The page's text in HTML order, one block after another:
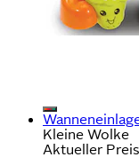
Kleine Wolke
Aktueller Preis